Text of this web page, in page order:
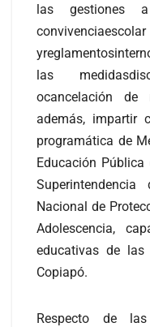
las gestiones
convivenciaescolar
las
ocancelación de
además, impartir
programática de
Educación
Nacional de
Adolescencia,
educativas de
Copiapó.
Respecto de